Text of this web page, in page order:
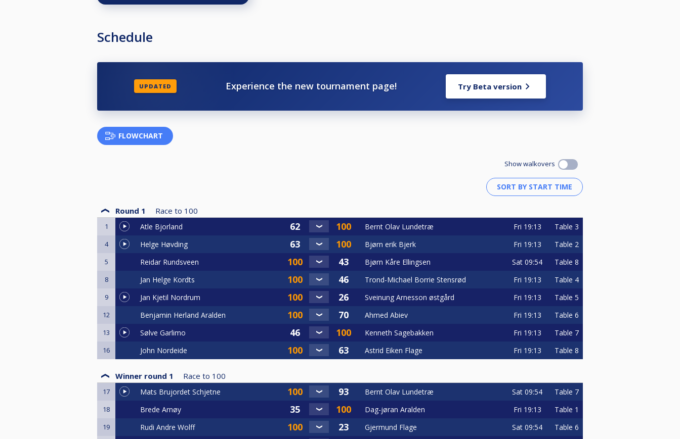
https://www.airbnb.no/rooms/44012944?check_in=2023-03-02&check_out=2023-03-
Os Biljard og Snookerklubb ligger ca 25 minutter kjøring fra Bergen i Ulvenvegen 36.
Schedule
UPDATED Experience the new tournament page! Try Beta version
FLOWCHART
Show walkovers
Round 1 Race to 100
1 Atle Bjorland Bernt Olav Lundetræ Fri 19:13 Table 3
4 Helge Høvding Bjørn erik Bjerk Fri 19:13 Table 2
5 Reidar Rundsveen Bjørn Kåre Ellingsen Sat 09:54 Table 8
8 Jan Helge Kordts Trond-Michael Borrie Stensrød Fri 19:13 Table 4
9 Jan Kjetil Nordrum Sveinung Arnesson østgård Fri 19:13 Table 5
12 Benjamin Herland Aralden Ahmed Abiev Fri 19:13 Table 6
13 Sølve Garlimo Kenneth Sagebakken Fri 19:13 Table 7
16 John Nordeide Astrid Eiken Flage Fri 19:13 Table 8
Winner round 1 Race to 100
17 Mats Brujordet Schjetne Bernt Olav Lundetræ Sat 09:54 Table 7
18 Brede Arnøy Dag-jøran Aralden Fri 19:13 Table 1
19 Rudi Andre Wolff Gjermund Flage Sat 09:54 Table 6